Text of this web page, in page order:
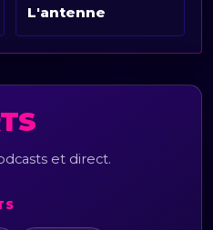
L'antenne
et direct.